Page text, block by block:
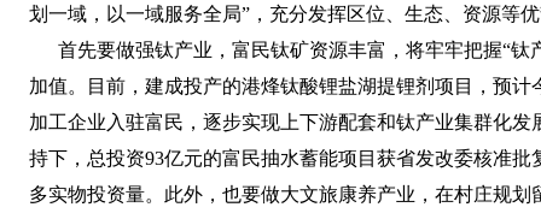
划一域，以一域服务全局”，充分发挥区位、生态、资源等
首先要做强钛产业，富民钛矿资源丰富，将牢牢把握“钛
加值。目前，建成投产的港烽钛酸锂盐湖提锂剂项目，预
加工企业入驻富民，逐步实现上下游配套和钛产业集群化
持下，总投资93亿元的富民抽水蓄能项目获省发改委核准
多实物投资量。此外，也要做大文旅康养产业，在村庄规